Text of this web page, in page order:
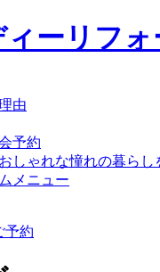
由
予約
しゃれな憧れの暮らし
メニュー
予約